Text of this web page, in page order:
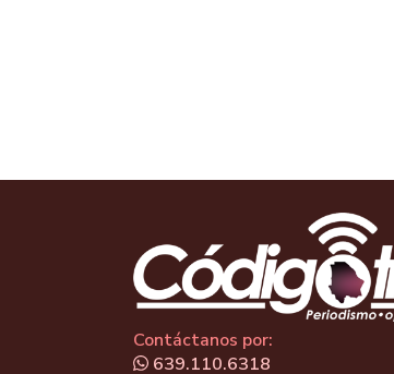
Contáctanos por:
639.110.6318